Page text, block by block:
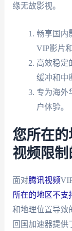
缘无故影视。
畅享国内
VIP影片
高效稳定
缓冲和中
专为海外
户体验。
您所在
视频限
面对腾讯视频
所在的地区不支
和地理位置导致
回国加速器提